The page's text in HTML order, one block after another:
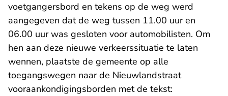
voetgangersbord en tekens op de weg werd
aangegeven dat de weg tussen 11.00 uur en
06.00 uur was gesloten voor automobilisten. Om
hen aan deze nieuwe verkeerssituatie te laten
wennen, plaatste de gemeente op alle
toegangswegen naar de Nieuwlandstraat
vooraankondigingsborden met de tekst: